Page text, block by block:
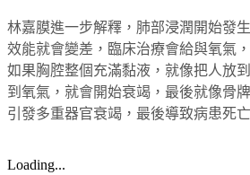
林嘉膜進一步解釋，肺部浸潤開始發
效能就會變差，臨床治療會給與氧氣
如果胸腔整個充滿黏液，就像把人放
到氧氣，就會開始衰竭，最後就像骨
引發多重器官衰竭，最後導致病患死亡
Loading...